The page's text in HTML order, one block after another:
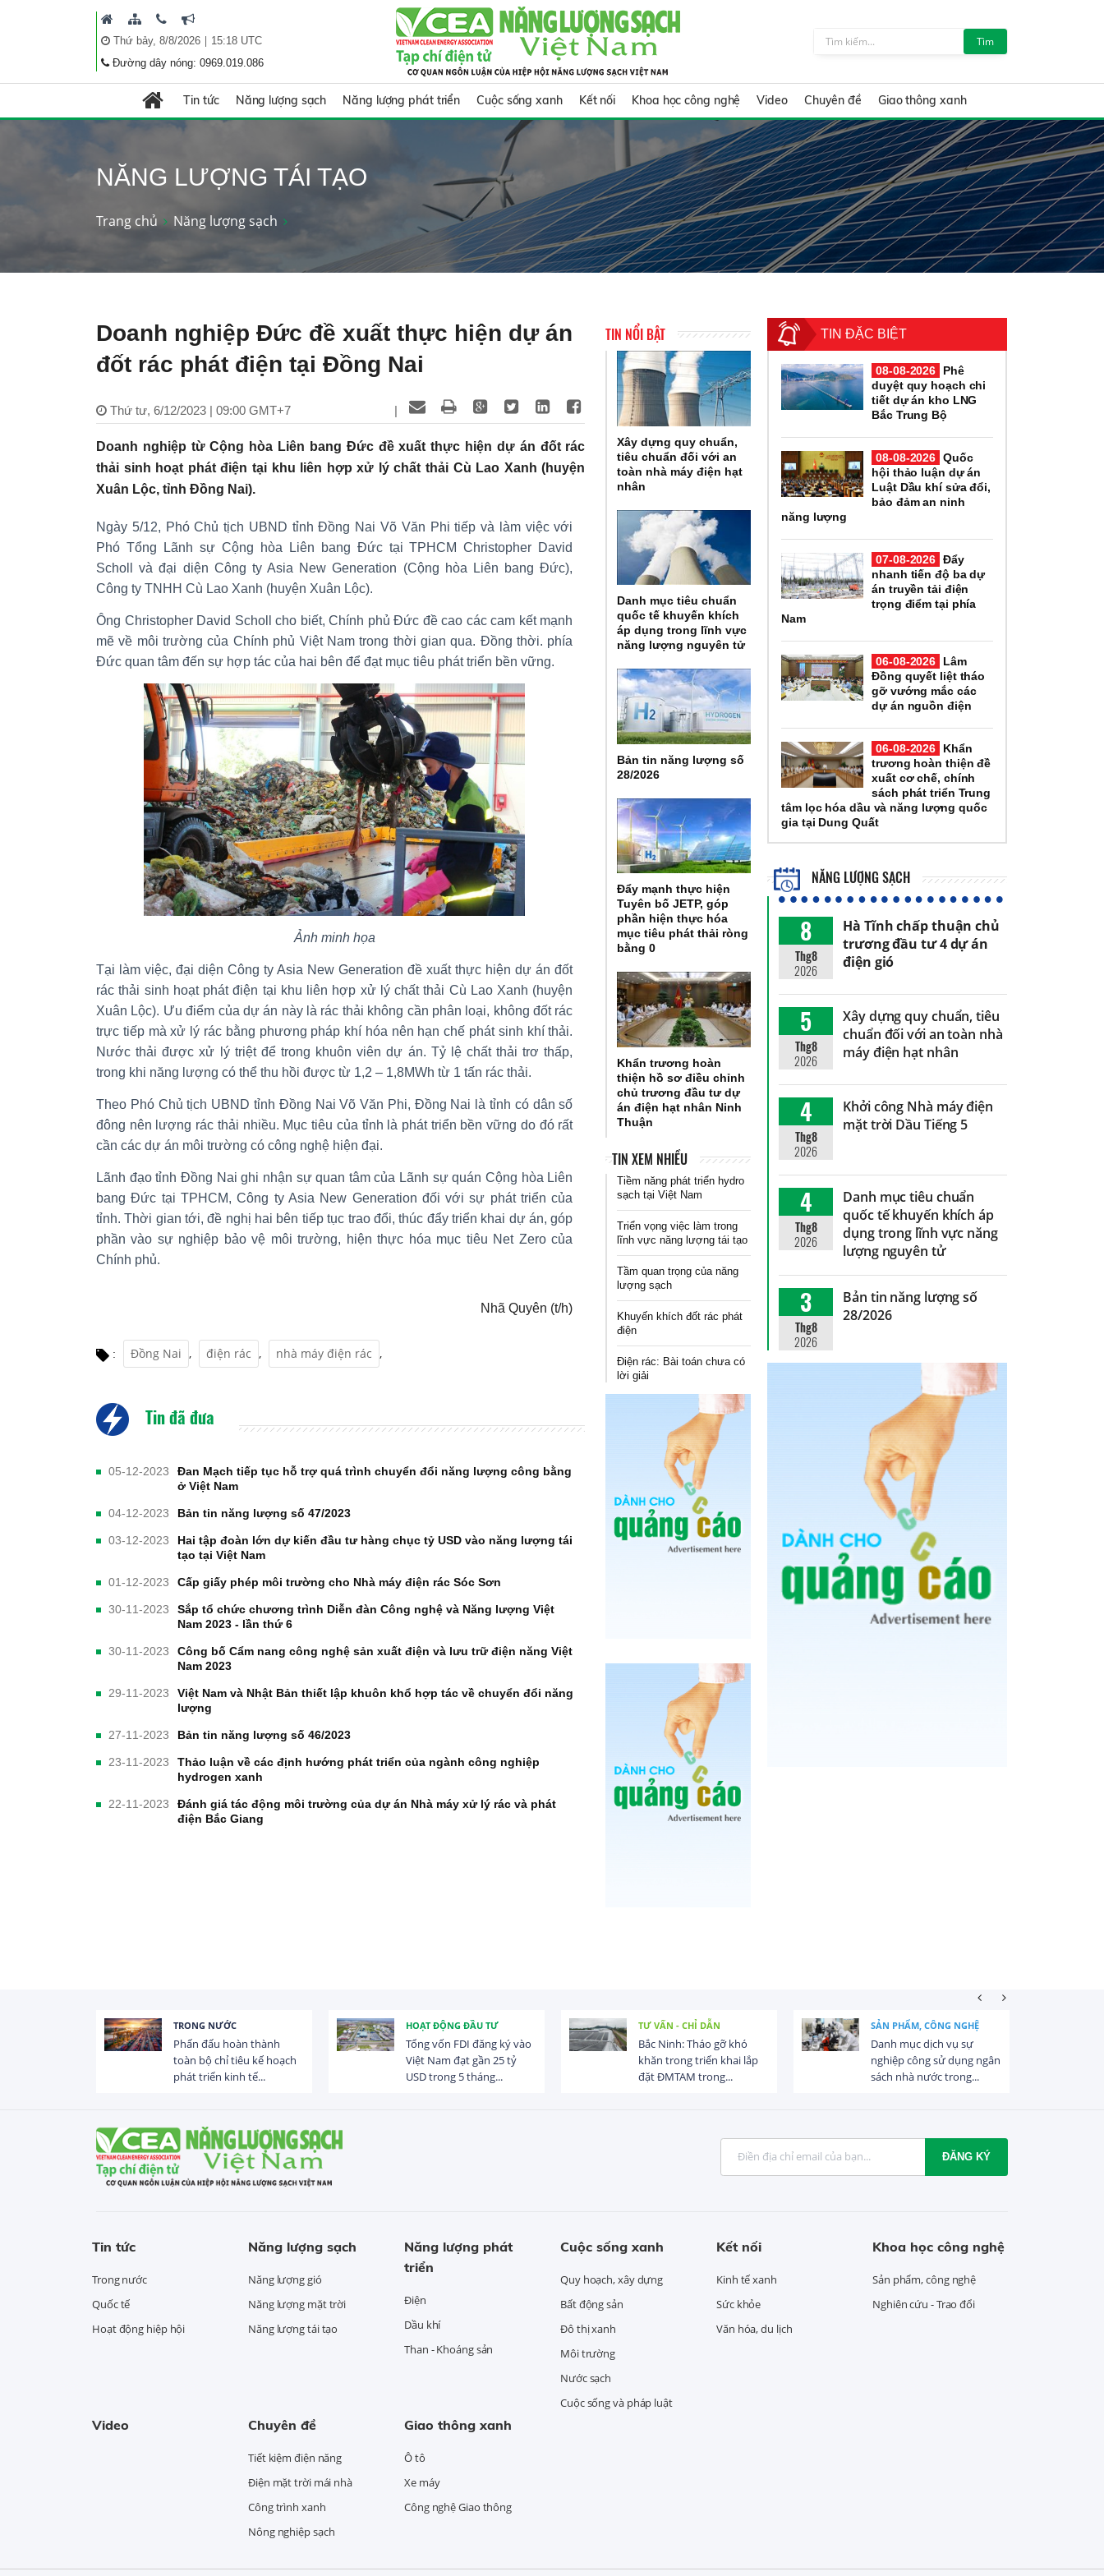
Thứ bảy, 8/8/2026| 15:18 UTC
Đường dây nóng: 0969.019.086
Tìm
Tin tức Năng lượng sạch Năng lượng phát triển Cuộc sống xanh Kết nối Khoa học công nghệ Video Chuyên đề Giao thông xanh
NĂNG LƯỢNG TÁI TẠO
Trang chủ Năng lượng sạch
Doanh nghiệp Đức đề xuất thực hiện dự án
đốt rác phát điện tại Đồng Nai
Thứ tư, 6/12/2023 | 09:00 GMT+7 |
Doanh nghiệp từ Cộng hòa Liên bang Đức đề xuất thực hiện dự án đốt rác
thải sinh hoạt phát điện tại khu liên hợp xử lý chất thải Cù Lao Xanh (huyện
Xuân Lộc, tỉnh Đồng Nai).
Ngày 5/12, Phó Chủ tịch UBND tỉnh Đồng Nai Võ Văn Phi tiếp và làm việc với
Phó Tổng Lãnh sự Cộng hòa Liên bang Đức tại TPHCM Christopher David
Scholl và đại diện Công ty Asia New Generation (Cộng hòa Liên bang Đức),
Công ty TNHH Cù Lao Xanh (huyện Xuân Lộc).
Ông Christopher David Scholl cho biết, Chính phủ Đức đề cao các cam kết mạnh
mẽ về môi trường của Chính phủ Việt Nam trong thời gian qua. Đồng thời. phía
Đức quan tâm đến sự hợp tác của hai bên để đạt mục tiêu phát triển bền vững.
Ảnh minh họa
Tại làm việc, đại diện Công ty Asia New Generation đề xuất thực hiện dự án đốt
rác thải sinh hoạt phát điện tại khu liên hợp xử lý chất thải Cù Lao Xanh (huyện
Xuân Lộc). Ưu điểm của dự án này là rác thải không cần phân loại, không đốt rác
trực tiếp mà xử lý rác bằng phương pháp khí hóa nên hạn chế phát sinh khí thải.
Nước thải được xử lý triệt để trong khuôn viên dự án. Tỷ lệ chất thải trơ thấp,
trong khi năng lượng có thể thu hồi được từ 1,2 – 1,8MWh từ 1 tấn rác thải.
Theo Phó Chủ tịch UBND tỉnh Đồng Nai Võ Văn Phi, Đồng Nai là tỉnh có dân số
đông nên lượng rác thải nhiều. Mục tiêu của tỉnh là phát triển bền vững do đó rất
cần các dự án môi trường có công nghệ hiện đại.
Lãnh đạo tỉnh Đồng Nai ghi nhận sự quan tâm của Lãnh sự quán Cộng hòa Liên
bang Đức tại TPHCM, Công ty Asia New Generation đối với sự phát triển của
tỉnh. Thời gian tới, đề nghị hai bên tiếp tục trao đổi, thúc đẩy triển khai dự án, góp
phần vào sự nghiệp bảo vệ môi trường, hiện thực hóa mục tiêu Net Zero của
Chính phủ.
Nhã Quyên (t/h)
: Đồng Nai , điện rác , nhà máy điện rác ,
Tin đã đưa
05-12-2023
Đan Mạch tiếp tục hỗ trợ quá trình chuyển đổi năng lượng công bằng
ở Việt Nam
04-12-2023 Bản tin năng lượng số 47/2023
03-12-2023
Hai tập đoàn lớn dự kiến đầu tư hàng chục tỷ USD vào năng lượng tái
tạo tại Việt Nam
01-12-2023 Cấp giấy phép môi trường cho Nhà máy điện rác Sóc Sơn
30-11-2023
Sắp tổ chức chương trình Diễn đàn Công nghệ và Năng lượng Việt
Nam 2023 - lần thứ 6
30-11-2023
Công bố Cẩm nang công nghệ sản xuất điện và lưu trữ điện năng Việt
Nam 2023
29-11-2023
Việt Nam và Nhật Bản thiết lập khuôn khổ hợp tác về chuyển đổi năng
lượng
27-11-2023 Bản tin năng lượng số 46/2023
23-11-2023
Thảo luận về các định hướng phát triển của ngành công nghiệp
hydrogen xanh
22-11-2023
Đánh giá tác động môi trường của dự án Nhà máy xử lý rác và phát
điện Bắc Giang
TIN NỔI BẬT
Xây dựng quy chuẩn,
tiêu chuẩn đối với an
toàn nhà máy điện hạt
nhân
Danh mục tiêu chuẩn
quốc tế khuyến khích
áp dụng trong lĩnh vực
năng lượng nguyên tử
Bản tin năng lượng số
28/2026
Đẩy mạnh thực hiện
Tuyên bố JETP, góp
phần hiện thực hóa
mục tiêu phát thải ròng
bằng 0
Khẩn trương hoàn
thiện hồ sơ điều chỉnh
chủ trương đầu tư dự
án điện hạt nhân Ninh
Thuận
TIN XEM NHIỀU
Tiềm năng phát triển hydro
sạch tại Việt Nam
Triển vọng việc làm trong
lĩnh vực năng lượng tái tạo
Tầm quan trọng của năng
lượng sạch
Khuyến khích đốt rác phát
điện
Điện rác: Bài toán chưa có
lời giải
TIN ĐẶC BIỆT
08-08-2026
Phê
duyệt quy hoạch chi
tiết dự án kho LNG
Bắc Trung Bộ
08-08-2026 Quốc
hội thảo luận dự án
Luật Dầu khí sửa đổi,
bảo đảm an ninh
năng lượng
07-08-2026 Đẩy
nhanh tiến độ ba dự
án truyền tải điện
trọng điểm tại phía
Nam
06-08-2026
Lâm
Đồng quyết liệt tháo
gỡ vướng mắc các
dự án nguồn điện
06-08-2026
Khẩn
trương hoàn thiện đề
xuất cơ chế, chính
sách phát triển Trung
tâm lọc hóa dầu và năng lượng quốc
gia tại Dung Quất
NĂNG LƯỢNG SẠCH
8
Thg8
2026
Hà Tĩnh chấp thuận chủ
trương đầu tư 4 dự án
điện gió
5
Thg8
2026
Xây dựng quy chuẩn, tiêu
chuẩn đối với an toàn nhà
máy điện hạt nhân
4
Thg8
2026
Khởi công Nhà máy điện
mặt trời Dầu Tiếng 5
4
Thg8
2026
Danh mục tiêu chuẩn
quốc tế khuyến khích áp
dụng trong lĩnh vực năng
lượng nguyên tử
3
Thg8
2026
Bản tin năng lượng số
28/2026
TRONG NƯỚC
Phấn đấu hoàn thành
toàn bộ chỉ tiêu kế hoạch
phát triển kinh tế...
HOẠT ĐỘNG ĐẦU TƯ
Tổng vốn FDI đăng ký vào
Việt Nam đạt gần 25 tỷ
USD trong 5 tháng...
TƯ VẤN - CHỈ DẪN
Bắc Ninh: Tháo gỡ khó
khăn trong triển khai lắp
đặt ĐMTAM trong...
SẢN PHẨM, CÔNG NGHỆ
Danh mục dịch vụ sự
nghiệp công sử dụng ngân
sách nhà nước trong...
ĐĂNG KÝ
Tin tức
Trong nước
Quốc tế
Hoạt động hiệp hội
Năng lượng sạch
Năng lượng gió
Năng lượng mặt trời
Năng lượng tái tạo
Năng lượng phát
triển
Điện
Dầu khí
Than - Khoáng sản
Cuộc sống xanh
Quy hoạch, xây dựng
Bất động sản
Đô thị xanh
Môi trường
Nước sạch
Cuộc sống và pháp luật
Kết nối
Kinh tế xanh
Sức khỏe
Văn hóa, du lịch
Khoa học công nghệ
Sản phẩm, công nghệ
Nghiên cứu - Trao đổi
Video Chuyên đề
Tiết kiệm điện năng
Điện mặt trời mái nhà
Công trình xanh
Nông nghiệp sạch
Giao thông xanh
Ô tô
Xe máy
Công nghệ Giao thông